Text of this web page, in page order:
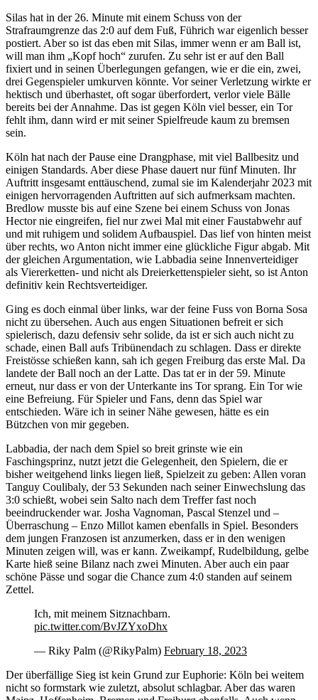
Silas hat in der 26. Minute mit einem Schuss von der
Strafraumgrenze das 2:0 auf dem Fuß, Führich war eigenlich besser
postiert. Aber so ist das eben mit Silas, immer wenn er am Ball ist,
will man ihm „Kopf hoch“ zurufen. Zu sehr ist er auf den Ball
fixiert und in seinen Überlegungen gefangen, wie er die ein, zwei,
drei Gegenspieler umkurven könnte. Vor seiner Verletzung wirkte er
hektisch und überhastet, oft sogar überfordert, verlor viele Bälle
bereits bei der Annahme. Das ist gegen Köln viel besser, ein Tor
fehlt ihm, dann wird er mit seiner Spielfreude kaum zu bremsen
sein.
Köln hat nach der Pause eine Drangphase, mit viel Ballbesitz und
einigen Standards. Aber diese Phase dauert nur fünf Minuten. Ihr
Auftritt insgesamt enttäuschend, zumal sie im Kalenderjahr 2023 mit
einigen hervorragenden Auftritten auf sich aufmerksam machten.
Bredlow musste bis auf eine Szene bei einem Schuss von Jonas
Hector nie eingreifen, fiel nur zwei Mal mit einer Faustabwehr auf
und mit ruhigem und solidem Aufbauspiel. Das lief von hinten meist
über rechts, wo Anton nicht immer eine glückliche Figur abgab. Mit
der gleichen Argumentation, wie Labbadia seine Innenverteidiger
als Viererketten- und nicht als Dreierkettenspieler sieht, so ist Anton
definitiv kein Rechtsverteidiger.
Ging es doch einmal über links, war der feine Fuss von Borna Sosa
nicht zu übersehen. Auch aus engen Situationen befreit er sich
spielerisch, dazu defensiv sehr solide, da ist er sich auch nicht zu
schade, einen Ball aufs Tribünendach zu schlagen. Dass er direkte
Freistösse schießen kann, sah ich gegen Freiburg das erste Mal. Da
landete der Ball noch an der Latte. Das tat er in der 59. Minute
erneut, nur dass er von der Unterkante ins Tor sprang. Ein Tor wie
eine Befreiung. Für Spieler und Fans, denn das Spiel war
entschieden. Wäre ich in seiner Nähe gewesen, hätte es ein
Bützchen von mir gegeben.
Labbadia, der nach dem Spiel so breit grinste wie ein
Faschingsprinz, nutzt jetzt die Gelegenheit, den Spielern, die er
bisher weitgehend links liegen ließ, Spielzeit zu geben: Allen voran
Tanguy Coulibaly, der 53 Sekunden nach seiner Einwechslung das
3:0 schießt, wobei sein Salto nach dem Treffer fast noch
beeindruckender war. Josha Vagnoman, Pascal Stenzel und –
Überraschung – Enzo Millot kamen ebenfalls in Spiel. Besonders
dem jungen Franzosen ist anzumerken, dass er in den wenigen
Minuten zeigen will, was er kann. Zweikampf, Rudelbildung, gelbe
Karte hieß seine Bilanz nach zwei Minuten. Aber auch ein paar
schöne Pässe und sogar die Chance zum 4:0 standen auf seinem
Zettel.
Ich, mit meinem Sitznachbarn.
pic.twitter.com/BvJZYxoDhx
— Riky Palm (@RikyPalm) February 18, 2023
Der überfällige Sieg ist kein Grund zur Euphorie: Köln bei weitem
nicht so formstark wie zuletzt, absolut schlagbar. Aber das waren